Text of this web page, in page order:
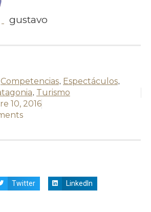
gustavo
Competencias, Espectáculos,
, Turismo
10, 2016
Twitter
LinkedIn